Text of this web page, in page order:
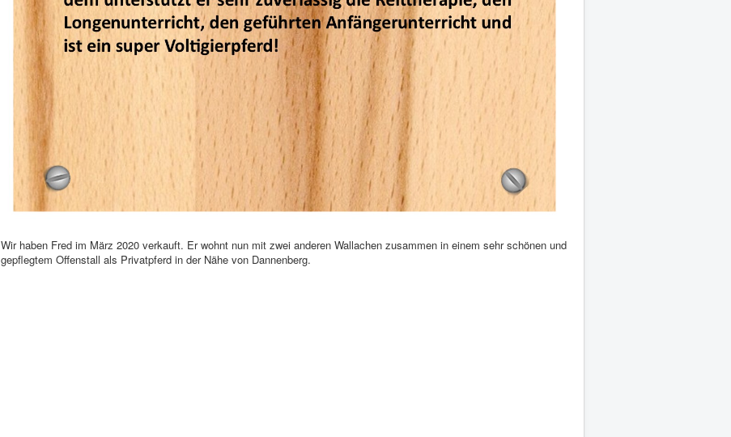
Wir haben Fred im März 2020 verkauft. Er wohnt nun mit zwei anderen Wallachen zusammen in einem sehr schönen und
gepflegtem Offenstall als Privatpferd in der Nähe von Dannenberg.